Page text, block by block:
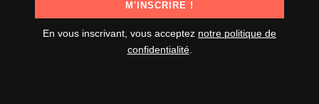
En vous inscrivant, vous acceptez notre politique de
confidentialité.